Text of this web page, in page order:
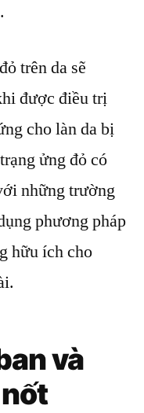
trên da sẽ
được điều trị
cho làn da bị
ửng đỏ có
những trường
phương pháp
hữu ích cho
và